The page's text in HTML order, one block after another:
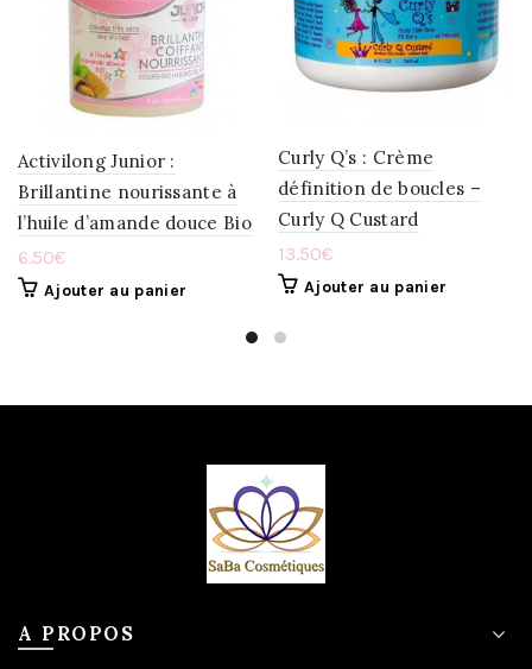
Activilong Junior :
Brillantine nourissante à
l’huile d’amande douce Bio
6.50€
Ajouter au panier
Curly Q’s : Crème
définition de boucles –
Curly Q Custard
13.50€
Ajouter au panier
A PROPOS